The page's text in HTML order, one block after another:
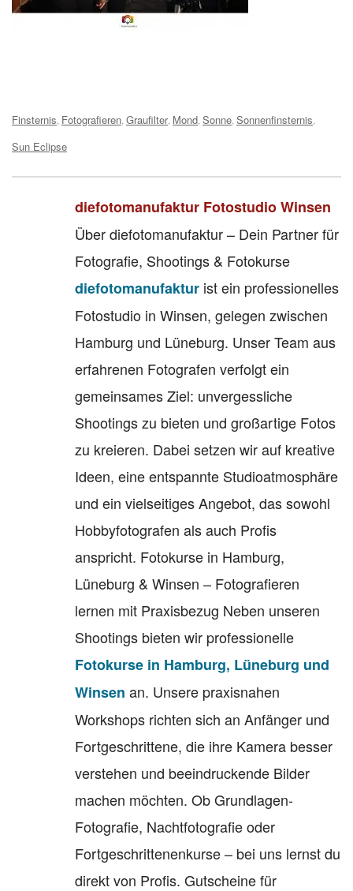
Tags:
Finsternis Fotografieren Graufilter, Mond Sonne Sonnenfinsternis
Sun Eclipse
diefotomanufaktur Fotostudio Winsen
Über diefotomanufaktur – Dein Partner für
Fotografie, Shootings & Fotokurse
diefotomanufaktur ist ein professionelles
Fotostudio in Winsen, gelegen zwischen
Hamburg und Lüneburg. Unser Team aus
erfahrenen Fotografen verfolgt ein
gemeinsames Ziel: unvergessliche
Shootings zu bieten und großartige Fotos
zu kreieren. Dabei setzen wir auf kreative
Ideen, eine entspannte Studioatmosphäre
und ein vielseitiges Angebot, das sowohl
Hobbyfotografen als auch Profis
anspricht. Fotokurse in Hamburg,
Lüneburg & Winsen – Fotografieren
lernen mit Praxisbezug Neben unseren
Shootings bieten wir professionelle
Fotokurse in Hamburg, Lüneburg und
Winsen an. Unsere praxisnahen
Workshops richten sich an Anfänger und
Fortgeschrittene, die ihre Kamera besser
verstehen und beeindruckende Bilder
machen möchten. Ob Grundlagen-
Fotografie, Nachtfotografie oder
Fortgeschrittenenkurse – bei uns lernst du
direkt von Profis. Gutscheine für